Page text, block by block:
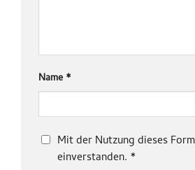
Name *
Mit der Nutzung dieses
einverstanden. *